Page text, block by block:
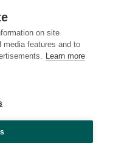
on site
media features and to
Learn more